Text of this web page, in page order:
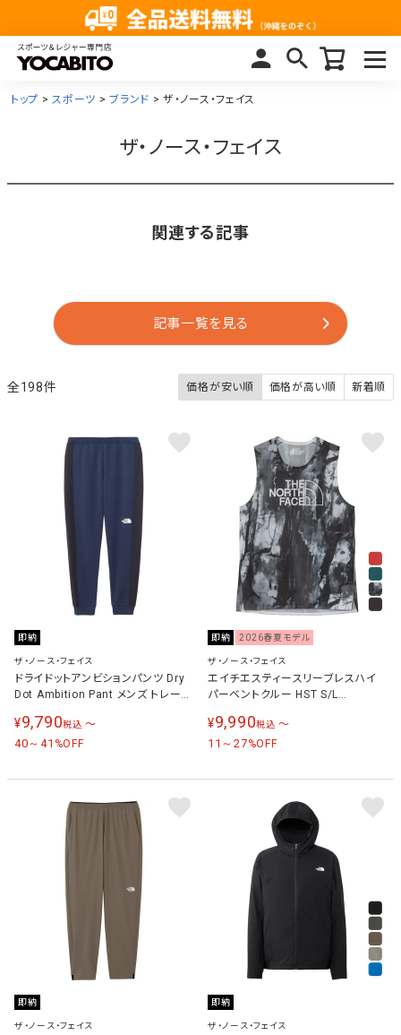
トップ スポーツ ブランド ザ・ノース・フェイス
ザ・ノース・フェイス
関連する記事
記事一覧を見る
価格が安い順 価格が高い順 新着順
198
即納
ザ・ノース・フェイス
ドライドットアンビションパンツ Dry
Dot Ambition Pant メンズ トレーニ
イビー×ブラック NB62480 UK
¥9,790税込 〜
40～41 %OFF
即納 2026春夏モデル
ザ・ノース・フェイス
エイチエスティースリーブレスハイ
パーベントクルー HST S/L
ランニングウェア シャツ NT12670
¥9,990税込 〜
11～27%OFF
即納
ザ・ノース・フェイス
即納
ザ・ノース・フェイス